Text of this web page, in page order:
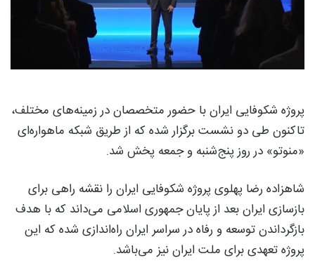
پروژه شکوفایی ایران با حضور متخصصان در زمینه‌های مختلف،
تاکنون طی دو نشست برگزار شده که از طریق شبکه ماهواره‌ای
«منوتو» در روز پنج‌شنبه و جمعه پخش شد.
شاهزاده رضا پهلوی پروژه شکوفایی ایران را نقشه راهی برای
بازسازی ایران بعد از پایان جمهوری اسلامی می‌داند که با هدف
بازگرداندن توسعه و رفاه در سراسر ایران راه‌اندازی شده که این
پروژه تعهدی برای ملت ایران نیز می‌باشد.